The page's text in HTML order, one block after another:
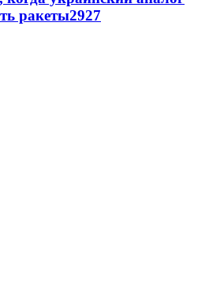
ракеты2927